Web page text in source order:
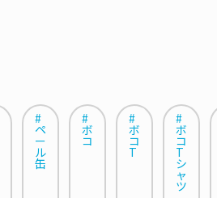
#
ペ
ー
ル
缶
#
ボ
コ
#
ボ
コ
T
#
ボ
コ
T
シ
ャ
ツ